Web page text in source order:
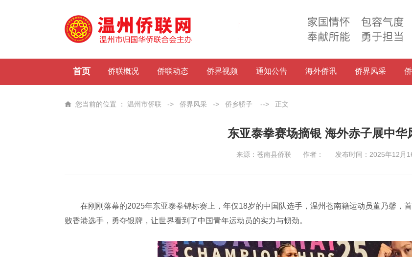
首页 侨联概况 侨联动态 侨界视频 通知公告 海外侨讯 侨界风采
您当前的位置 ： 温州市侨联 -> 侨界风采 -> 侨乡骄子 --> 正文
东亚泰拳赛场摘银 海外赤子展中华
来源：苍南县侨联 作者： 发布时间：2025年12月
在刚刚落幕的2025年东亚泰拳锦标赛上，年仅18岁的中国队选手，温州苍南籍运动员董乃馨，
败香港选手，勇夺银牌，让世界看到了中国青年运动员的实力与韧劲。